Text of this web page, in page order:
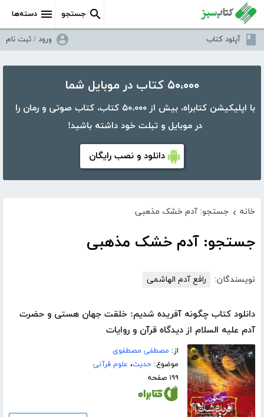
دسته‌ها جستجو
آپلود کتاب ورود / ثبت نام
۵۰،۰۰۰ کتاب در موبایل شما
با اپلیکیشن کتابراه، بیش از ۵۰،۰۰۰ کتاب، کتاب صوتی و رمان را
در موبایل و تبلت خود داشته باشید!
دانلود و نصب رایگان
خانه › جستجو: آدم خشک مذهبی
جستجو: آدم خشک مذهبی
نویسندگان: رافع آدم الهاشمى
دانلود کتاب چگونه آفریده شدیم: خلقت جهان هستی و حضرت
آدم علیه السلام از دیدگاه قرآن و روایات
از: مصطفی مصطفوی
موضوع:حدیث، علوم قرآنی
۱۹۹ صفحه